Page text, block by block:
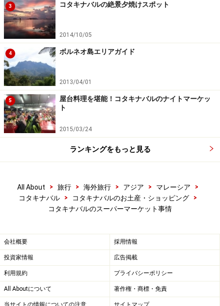
3 コタキナバルの絶景夕焼けスポット
2014/10/05
4 ボルネオ島エリアガイド
2013/04/01
5
屋台料理を堪能！コタキナバルのナイトマーケッ
ト
2015/03/24
ランキングをもっと見る
All About > 旅行 > 海外旅行 > アジア > マレーシア
>
コタキナバル
> コタキナバルのお土産・ショッピング
>
コタキナバルのスーパーマーケット事情
会社概要 採用情報
投資家情報 広告掲載
利用規約 プライバシーポリシー
All Aboutについて 著作権・商標・免責